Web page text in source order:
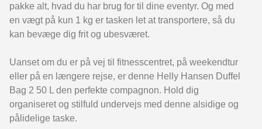
pakke alt, hvad du har brug for til dine eventyr. Og med
en vægt på kun 1 kg er tasken let at transportere, så du
kan bevæge dig frit og ubesværet.
Uanset om du er på vej til fitnesscentret, på weekendtur
eller på en længere rejse, er denne Helly Hansen Duffel
Bag 2 50 L den perfekte compagnon. Hold dig
organiseret og stilfuld undervejs med denne alsidige og
pålidelige taske.